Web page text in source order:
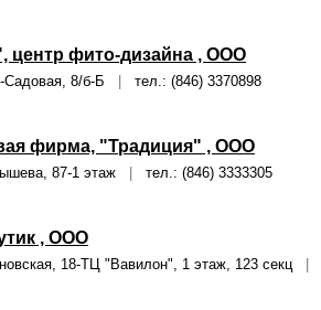
центр фито-дизайна , ООО
Садовая, 8/б-Б тел.: (846) 3370898
фирма, "Традиция" , ООО
87-1 этаж тел.: (846) 3333305
, ООО
18-ТЦ "Вавилон", 1 этаж, 123 секц